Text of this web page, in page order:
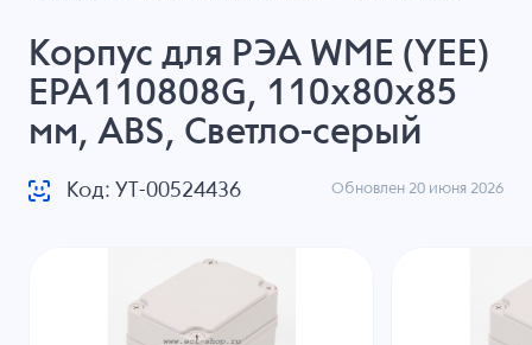
Корпус для РЭА WME (YEE)
EPA110808G, 110x80x85
мм, ABS, Светло-серый
Код: УТ-00524436 Обновлен 20 июня 2026